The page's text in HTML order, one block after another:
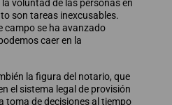
voluntad de las personas en
son tareas inexcusables.
campo se ha avanzado
caer en la
la figura del notario, que
el sistema legal de provisión
toma de decisiones al tiempo